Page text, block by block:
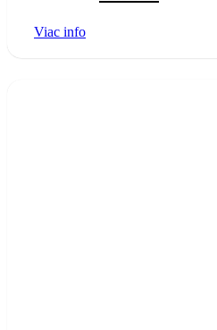
Viac info